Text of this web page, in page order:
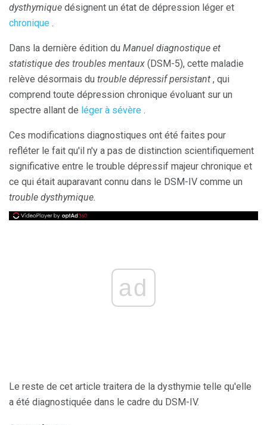
dysthymique désignent un état de dépression léger et
chronique .
Dans la dernière édition du Manuel diagnostique et
statistique des troubles mentaux (DSM-5), cette maladie
relève désormais du trouble dépressif persistant , qui
comprend toute dépression chronique évoluant sur un
spectre allant de léger à sévère .
Ces modifications diagnostiques ont été faites pour
refléter le fait qu'il n'y a pas de distinction scientifiquement
significative entre le trouble dépressif majeur chronique et
ce qui était auparavant connu dans le DSM-IV comme un
trouble dysthymique.
ad
Le reste de cet article traitera de la dysthymie telle qu'elle
a été diagnostiquée dans le cadre du DSM-IV.